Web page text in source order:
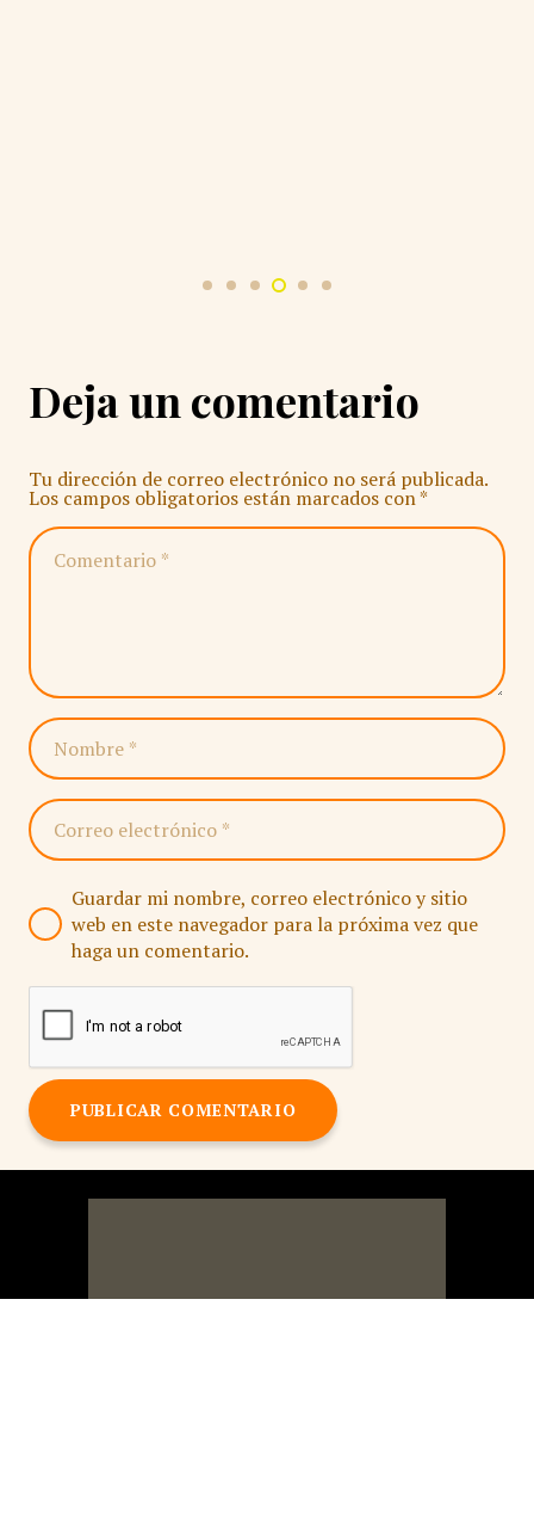
Deja un comentario
Tu dirección de correo electrónico no será publicada.
Los campos obligatorios están marcados con*
Guardar mi nombre, correo electrónico y sitio
web en este navegador para la próxima vez que
haga un comentario.
PUBLICAR COMENTARIO